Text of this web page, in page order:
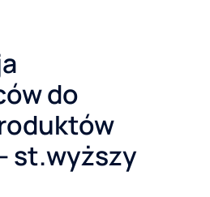
do
st.wyższy